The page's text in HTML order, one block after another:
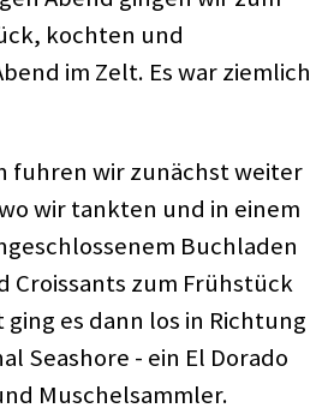
kochten und
im Zelt. Es war ziemlich
fuhren wir zunächst weiter
wir tankten und in einem
Buchladen
Croissants zum Frühstück
es dann los in Richtung
Seashore - ein El Dorado
Muschelsammler.